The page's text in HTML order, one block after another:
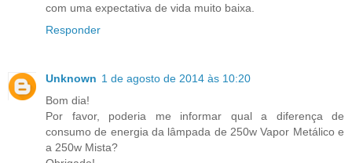
com uma expectativa de vida muito baixa.
Responder
Unknown 1 de agosto de 2014 às 10:20
Bom dia!
Por favor, poderia me informar qual a diferença de
consumo de energia da lâmpada de 250w Vapor Metálico e
a 250w Mista?